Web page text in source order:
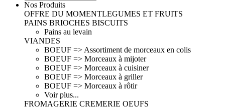
Nos Produits
OFFRE DU MOMENTLEGUMES ET FRUITS
PAINS BRIOCHES BISCUITS
Pains au levain
VIANDES
BOEUF => Assortiment de morceaux en colis
BOEUF => Morceaux à mijoter
BOEUF => Morceaux à cuisiner
BOEUF => Morceaux à griller
BOEUF => Morceaux à rôtir
Voir plus...
FROMAGERIE CREMERIE OEUFS